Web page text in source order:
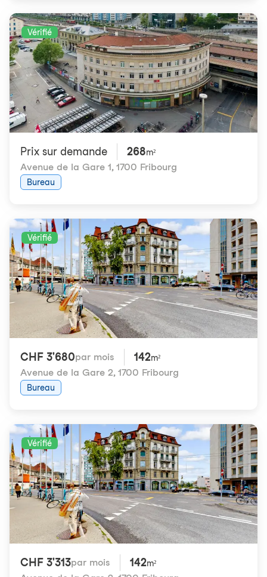
Vérifié
Prix ​​sur demande 268m²
Avenue de la Gare 1, 1700 Fribourg
Bureau
Vérifié
CHF 3'680par mois 142m²
Avenue de la Gare 2, 1700 Fribourg
Bureau
Vérifié
CHF 3'313par mois 142m²